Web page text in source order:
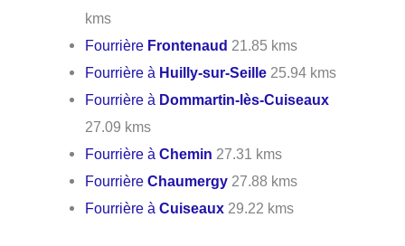
kms
Fourrière Frontenaud 21.85 kms
Fourrière à Huilly-sur-Seille 25.94 kms
Fourrière à Dommartin-lès-Cuiseaux
27.09 kms
Fourrière àChemin 27.31 kms
FourrièreChaumergy 27.88 kms
Fourrière àCuiseaux 29.22 kms